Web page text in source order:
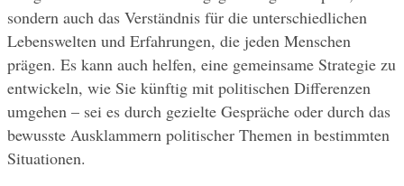
sondern auch das Verständnis für die unterschiedlichen
Lebenswelten und Erfahrungen, die jeden Menschen
prägen. Es kann auch helfen, eine gemeinsame Strategie zu
entwickeln, wie Sie künftig mit politischen Differenzen
umgehen – sei es durch gezielte Gespräche oder durch das
bewusste Ausklammern politischer Themen in bestimmten
Situationen.